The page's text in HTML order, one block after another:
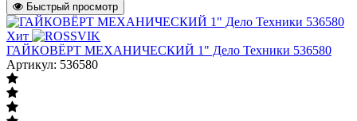
Быстрый просмотр
Хит
ГАЙКОВЁРТ МЕХАНИЧЕСКИЙ 1" Дело Техники 536580
Артикул: 536580